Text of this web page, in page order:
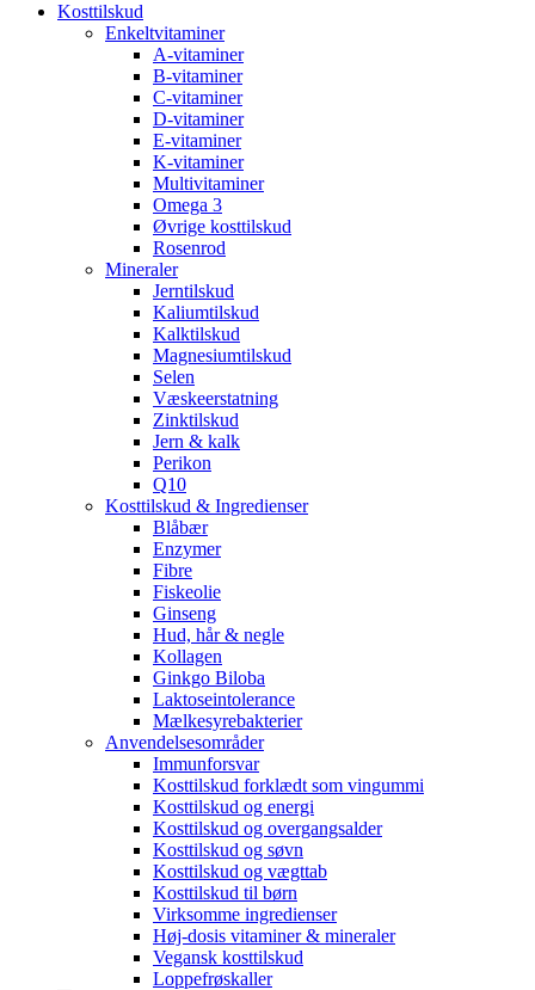
Kosttilskud
Enkeltvitaminer
A-vitaminer
B-vitaminer
C-vitaminer
D-vitaminer
E-vitaminer
K-vitaminer
Multivitaminer
Omega 3
Øvrige kosttilskud
Rosenrod
Mineraler
Jerntilskud
Kaliumtilskud
Kalktilskud
Magnesiumtilskud
Selen
Væskeerstatning
Zinktilskud
Jern & kalk
Perikon
Q10
Kosttilskud & Ingredienser
Blåbær
Enzymer
Fibre
Fiskeolie
Ginseng
Hud, hår & negle
Kollagen
Ginkgo Biloba
Laktoseintolerance
Mælkesyrebakterier
Anvendelsesområder
Immunforsvar
Kosttilskud forklædt som vingummi
Kosttilskud og energi
Kosttilskud og overgangsalder
Kosttilskud og søvn
Kosttilskud og vægttab
Kosttilskud til børn
Virksomme ingredienser
Høj-dosis vitaminer & mineraler
Vegansk kosttilskud
Loppefrøskaller